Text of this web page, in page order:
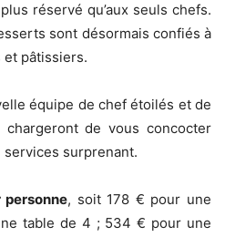
réservé qu’aux seuls chefs.
sont désormais confiés à
pâtissiers.
équipe de chef étoilés et de
chargeront de vous concocter
surprenant.
, soit 178 € pour une
table de 4 ; 534 € pour une